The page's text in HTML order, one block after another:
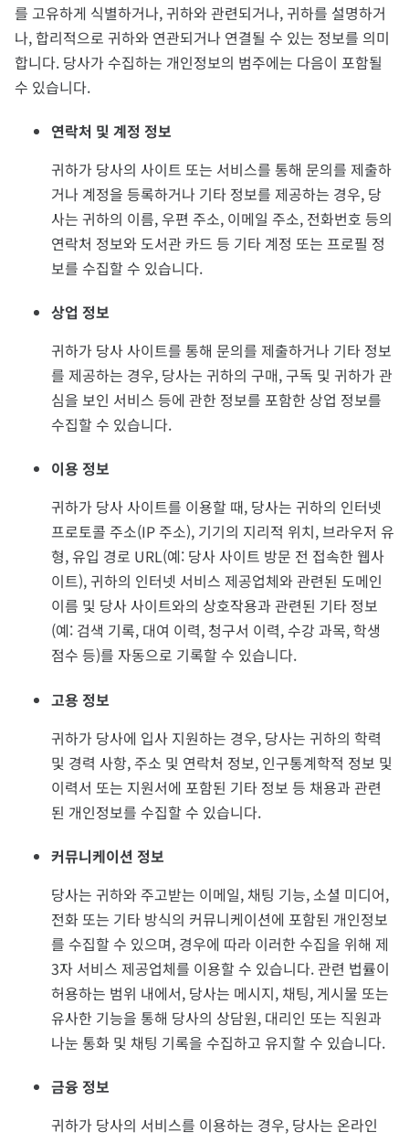
를 고유하게 식별하거나, 귀하와 관련되거나, 귀하를 설명하거
나, 합리적으로 귀하와 연관되거나 연결될 수 있는 정보를 의미
합니다. 당사가 수집하는 개인정보의 범주에는 다음이 포함될
수 있습니다.
연락처 및 계정 정보
귀하가 당사의 사이트 또는 서비스를 통해 문의를 제출하
거나 계정을 등록하거나 기타 정보를 제공하는 경우, 당
사는 귀하의 이름, 우편 주소, 이메일 주소, 전화번호 등의
연락처 정보와 도서관 카드 등 기타 계정 또는 프로필 정
보를 수집할 수 있습니다.
상업 정보
귀하가 당사 사이트를 통해 문의를 제출하거나 기타 정보
를 제공하는 경우, 당사는 귀하의 구매, 구독 및 귀하가 관
심을 보인 서비스 등에 관한 정보를 포함한 상업 정보를
수집할 수 있습니다.
이용 정보
귀하가 당사 사이트를 이용할 때, 당사는 귀하의 인터넷
프로토콜 주소(IP 주소), 기기의 지리적 위치, 브라우저 유
형, 유입 경로 URL(예: 당사 사이트 방문 전 접속한 웹사
이트), 귀하의 인터넷 서비스 제공업체와 관련된 도메인
이름 및 당사 사이트와의 상호작용과 관련된 기타 정보
(예: 검색 기록, 대여 이력, 청구서 이력, 수강 과목, 학생
점수 등)를 자동으로 기록할 수 있습니다.
고용 정보
귀하가 당사에 입사 지원하는 경우, 당사는 귀하의 학력
및 경력 사항, 주소 및 연락처 정보, 인구통계학적 정보 및
이력서 또는 지원서에 포함된 기타 정보 등 채용과 관련
된 개인정보를 수집할 수 있습니다.
커뮤니케이션 정보
당사는 귀하와 주고받는 이메일, 채팅 기능, 소셜 미디어,
전화 또는 기타 방식의 커뮤니케이션에 포함된 개인정보
를 수집할 수 있으며, 경우에 따라 이러한 수집을 위해 제
3자 서비스 제공업체를 이용할 수 있습니다. 관련 법률이
허용하는 범위 내에서, 당사는 메시지, 채팅, 게시물 또는
유사한 기능을 통해 당사의 상담원, 대리인 또는 직원과
나눈 통화 및 채팅 기록을 수집하고 유지할 수 있습니다.
금융 정보
귀하가 당사의 서비스를 이용하는 경우, 당사는 온라인